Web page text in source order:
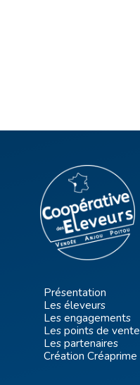
Présentation
Les éleveurs
Les engagements
Les points de vente
Les partenaires
Création Créaprime